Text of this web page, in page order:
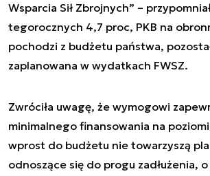
Wsparcia Sił Zbrojnych” –
tegorocznych 4,7 proc, PKB na
pochodzi z budżetu państwa,
zaplanowana w wydatkach FWSZ.
Zwróciła uwagę, że wymogowi
minimalnego finansowania na
wprost do budżetu nie towarzyszą
odnoszące się do progu zadłużenia,